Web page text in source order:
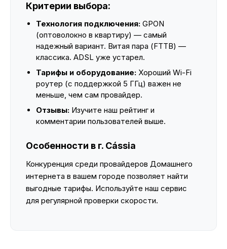
Критерии выбора:
Технология подключения: GPON
(оптоволокно в квартиру) — самый
надежный вариант. Витая пара (FTTB) —
классика. ADSL уже устарел.
Тарифы и оборудование: Хороший Wi-Fi
роутер (с поддержкой 5 ГГц) важен не
меньше, чем сам провайдер.
Отзывы: Изучите наш рейтинг и
комментарии пользователей выше.
Особенности в г. Cássia
Конкуренция среди провайдеров Домашнего
интернета в вашем городе позволяет найти
выгодные тарифы. Используйте наш сервис
для регулярной проверки скорости.